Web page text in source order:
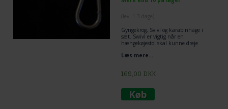
Gyngekrog, Svivl og karabinhage i
sæt. Swivl er vigtig når en
hængekøjestol skal kunne dreje
at sæt op og afmontere en
træ bjælker, loft eller udedørs træ.
ophæng.
Læs mere...
169,00 DKK